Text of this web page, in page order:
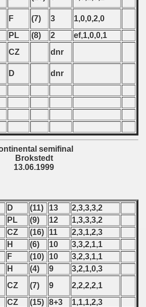
F (7) 3
1,0,0,2,0
PL (8) 2
ef,1,0,0,1
CZ
dnr
D dnr
semifinal
Brokstedt
13.06.1999
D (11) 13
2,3,3,3,2
PL (9) 12
1,3,3,3,2
CZ (16) 11
2,3,1,2,3
H (6) 10
3,3,2,1,1
F (10) 10
3,2,3,1,1
H (4) 9
3,2,1,0,3
CZ (7) 9
2,2,2,2,1
CZ (15) 8+3
1,1,1,2,3